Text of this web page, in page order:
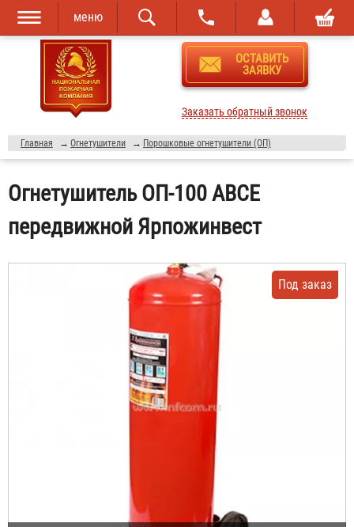
Перейти к
основному
содержанию
Skip to
navigation
меню
ОСТАВИТЬ
ЗАЯВКУ
Заказать обратный звонок
Главная → Огнетушители → Порошковые огнетушители (ОП)
Огнетушитель ОП-100 ABCE
передвижной Ярпожинвест
Под заказ